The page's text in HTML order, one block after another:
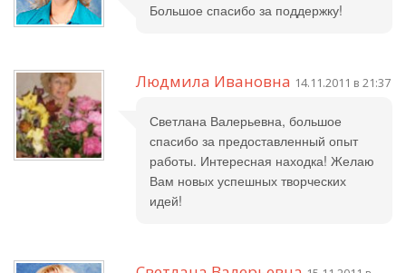
Большое спасибо за поддержку!
Людмила Ивановна 14.11.2011 в 21:37
Светлана Валерьевна, большое
спасибо за предоставленный опыт
работы. Интересная находка! Желаю
Вам новых успешных творческих
идей!